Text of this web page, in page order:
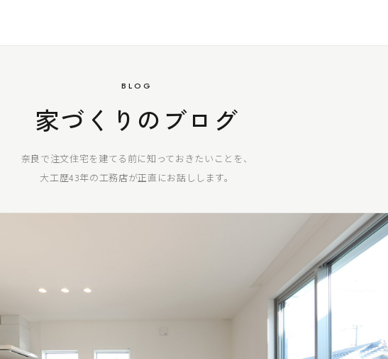
BLOG
家づくりのブログ
奈良で注文住宅を建てる前に知っておきたいことを、
大工歴43年の工務店が正直にお話しします。